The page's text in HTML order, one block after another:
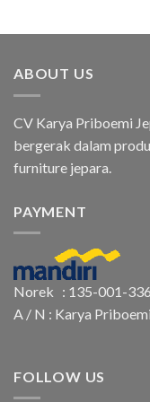
ABOUT US
CV Karya Priboemi
bergerak dalam
furniture jepara.
PAYMENT
Norek : 135-001-
A / N : Karya
FOLLOW US